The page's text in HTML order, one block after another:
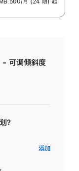
500/月 (24 期) 起
可调倾斜度
？
添加